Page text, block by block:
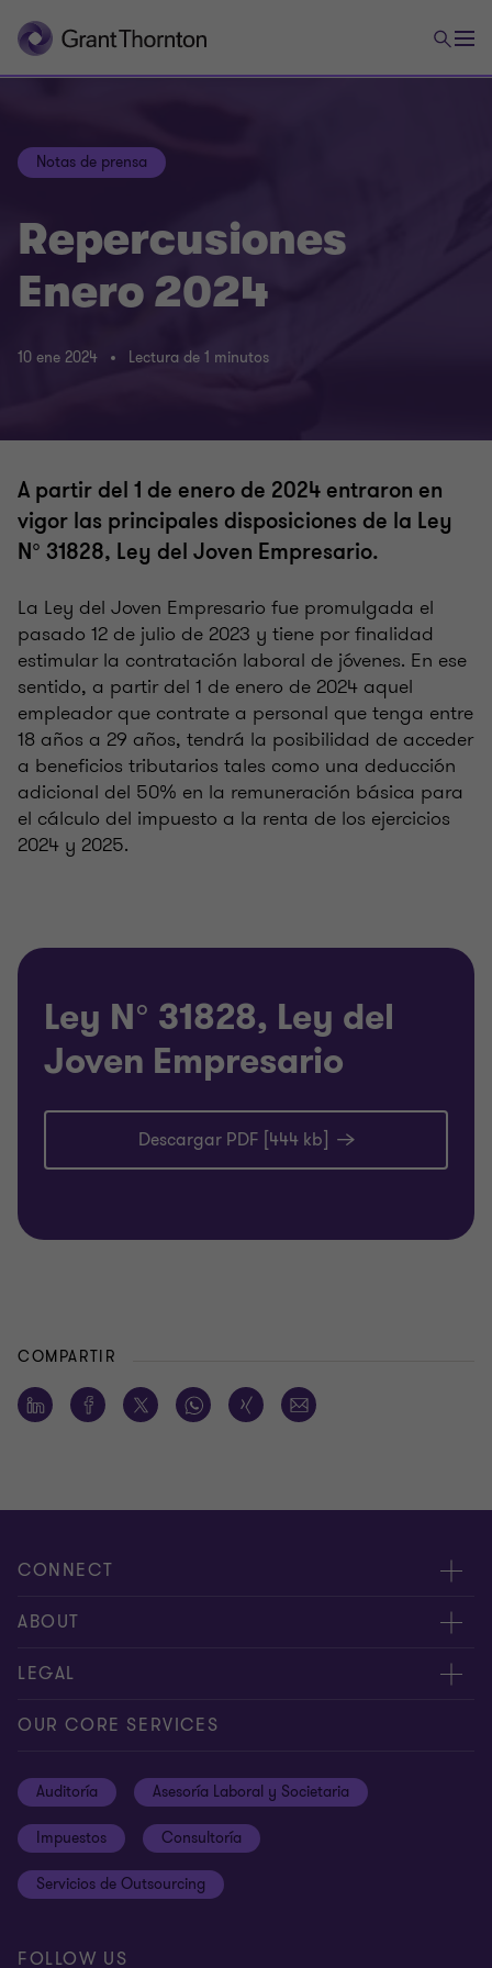
Notas de prensa
Repercusiones
Enero 2024
10 ene 2024 Lectura de 1 minutos
A partir del 1 de enero de 2024 entraron en
vigor las principales disposiciones de la Ley
N° 31828, Ley del Joven Empresario.
La Ley del Joven Empresario fue promulgada el
pasado 12 de julio de 2023 y tiene por finalidad
estimular la contratación laboral de jóvenes. En ese
sentido, a partir del 1 de enero de 2024 aquel
empleador que contrate a personal que tenga entre
18 años a 29 años, tendrá la posibilidad de acceder
a beneficios tributarios tales como una deducción
adicional del 50% en la remuneración básica para
el cálculo del impuesto a la renta de los ejercicios
2024 y 2025.
Ley N° 31828, Ley del
Joven Empresario
Descargar PDF [444 kb]
COMPARTIR
CONNECT
Contáctenos
Alcance global
ABOUT
Acerca de nosotros
Nuestra gente
Ética y Código de Conducta
LEGAL
Privacy Policy
Terms and conditions
Site map
Cookie Preferences
OUR CORE SERVICES
Auditoría Asesoría Laboral y Societaria
Impuestos Consultoría
Servicios de Outsourcing
FOLLOW US